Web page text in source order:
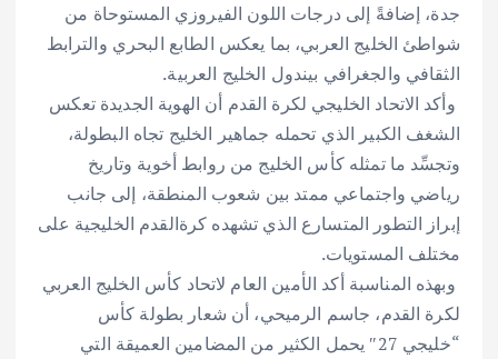
جدة، إضافةً إلى درجات اللون الفيروزي المستوحاة من
شواطئ الخليج العربي، بما يعكس الطابع البحري والترابط
الثقافي والجغرافي بيندول الخليج العربية.
‎ وأكد الاتحاد الخليجي لكرة القدم أن الهوية الجديدة تعكس
الشغف الكبير الذي تحمله جماهير الخليج تجاه البطولة،
وتجسِّد ما تمثله كأس الخليج من روابط أخوية وتاريخ
رياضي واجتماعي ممتد بين شعوب المنطقة، إلى جانب
إبراز التطور المتسارع الذي تشهده كرةالقدم الخليجية على
مختلف المستويات.
‎ وبهذه المناسبة أكد الأمين العام لاتحاد كأس الخليج العربي
لكرة القدم، جاسم الرميحي، أن شعار بطولة كأس
“خليجي 27″ يحمل الكثير من المضامين العميقة التي